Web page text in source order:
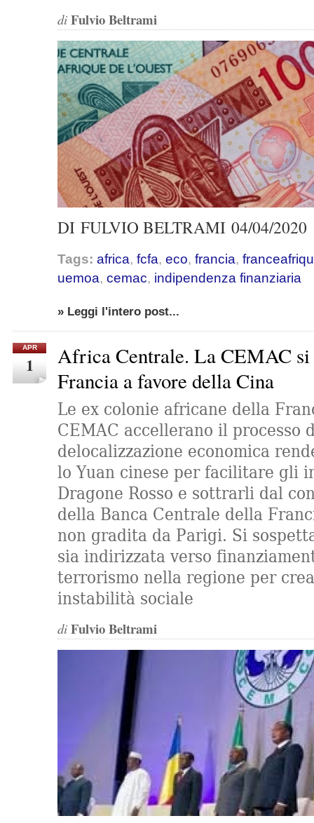
di Fulvio Beltrami
DI FULVIO BELTRAMI 04/04/2020
Tags: africa, fcfa, eco, francia,
uemoa, cemac, indipendenza finanziaria
» Leggi l'intero post...
APR
1
Africa Centrale. La CEMAC
Francia a favore della Cina
Le ex colonie africane della
CEMAC accellerano il processo
delocalizzazione economica
lo Yuan cinese per facilitare gli
Dragone Rosso e sottrarli dal
della Banca Centrale della
non gradita da Parigi. Si
sia indirizzata verso
terrorismo nella regione per
instabilità sociale
di Fulvio Beltrami